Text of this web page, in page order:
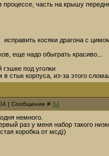
часть на крышу
косяки драгона с
еще надо обыграть красиво...
гэшке под уголки
стык корпуса, из-за этого
| Сообщение # 64
немного.
раз у меня набор такого
коробка от мсд))